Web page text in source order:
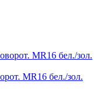
MR16 бел./зол.